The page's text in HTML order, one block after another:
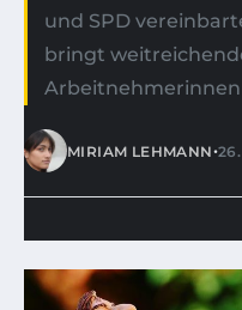
und SPD
bringt
MIRIAM LEHMANN•